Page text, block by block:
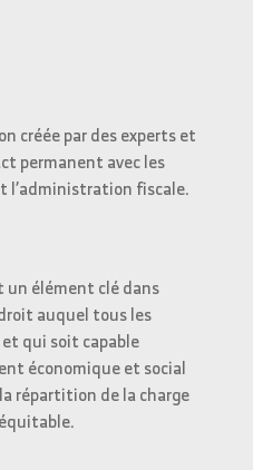
créée par des experts et
permanent avec les
l’administration fiscale.
un élément clé dans
auquel tous les
qui soit capable
économique et social
répartition de la charge